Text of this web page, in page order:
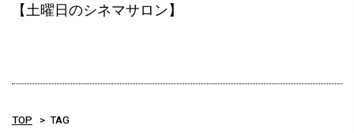
【土曜日のシネマサロン】
TOP TAG